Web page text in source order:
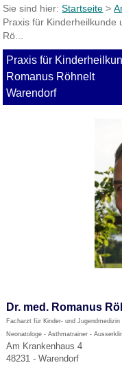
Sie sind hier:Startseite >
Praxis für Kinderheilkunde
Rö...
Praxis für
Romanus Röhnelt
Warendorf
Dr. med. Romanus
Facharzt für Kinder- und Jugendmedizin
Neonatologe - Asthmatrainer -
Am Krankenhaus 4
48231 - Warendorf